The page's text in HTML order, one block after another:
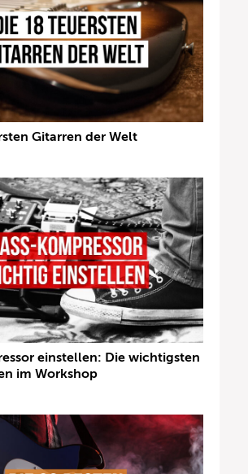
Gitarren der Welt
einstellen: Die wichtigsten
im Workshop